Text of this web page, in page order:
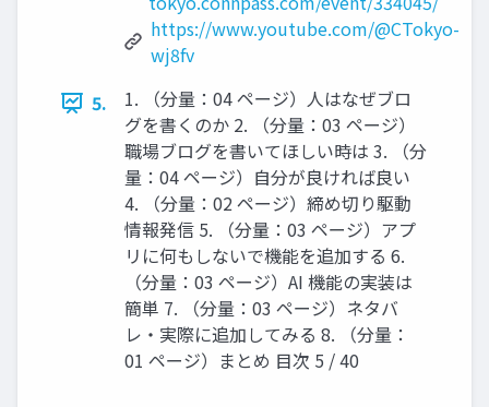
https://www.youtube.com/@CTokyo-
wj8fv
5.
1. （分量：04 ページ）人はなぜブロ
グを書くのか 2. （分量：03 ページ）
職場ブログを書いてほしい時は 3. （分
量：04 ページ）自分が良ければ良い
4. （分量：02 ページ）締め切り駆動
情報発信 5. （分量：03 ページ）アプ
リに何もしないで機能を追加する 6.
（分量：03 ページ）AI 機能の実装は
簡単 7. （分量：03 ページ）ネタバ
レ・実際に追加してみる 8. （分量：
01 ページ）まとめ 目次 5 / 40